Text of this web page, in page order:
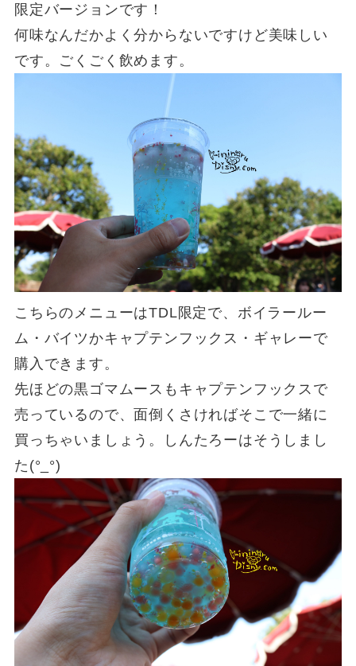
限定バージョンです！
何味なんだかよく分からないですけど美味しい
です。ごくごく飲めます。
こちらのメニューはTDL限定で、ボイラールー
ム・バイツかキャプテンフックス・ギャレーで
購入できます。
先ほどの黒ゴマムースもキャプテンフックスで
売っているので、面倒くさければそこで一緒に
買っちゃいましょう。しんたろーはそうしまし
た(°_°)